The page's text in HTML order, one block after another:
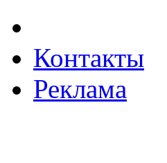
Контакты
Реклама